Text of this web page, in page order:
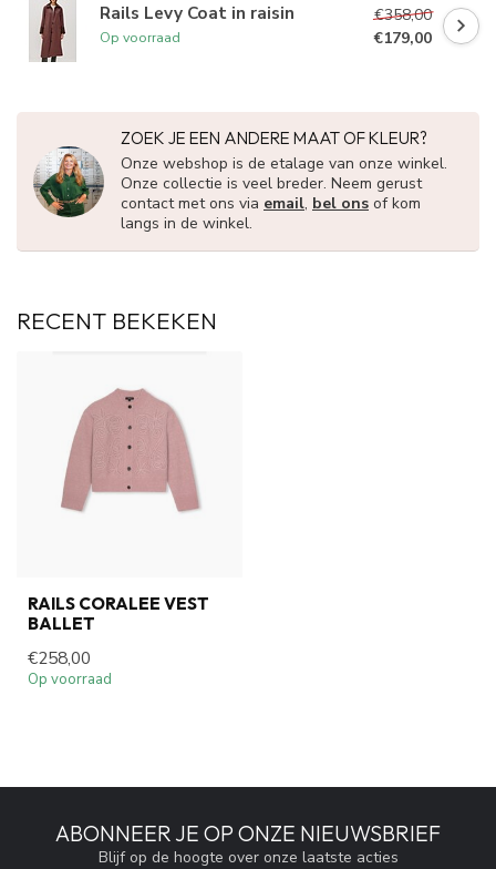
Rails Levy Coat in raisin
Op voorraad
€358,00
€179,00
ZOEK JE EEN ANDERE MAAT OF KLEUR?
Onze webshop is de etalage van onze winkel.
Onze collectie is veel breder. Neem gerust
contact met ons via email, bel ons of kom
langs in de winkel.
RECENT BEKEKEN
RAILS CORALEE VEST
BALLET
€258,00
Op voorraad
ABONNEER JE OP ONZE NIEUWSBRIEF
Blijf op de hoogte over onze laatste acties